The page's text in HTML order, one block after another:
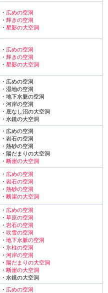
・ 広めの空洞
・ 輝きの空洞
・ 星影の大空洞
・ 広めの空洞
・ 輝きの空洞
・ 星影の大空洞
・広めの空洞
・湿地の空洞
・地下水脈の空洞
・河岸の空洞
・底なし沼の大空洞
・水鏡の大空洞
・広めの空洞
・岩石の空洞
・熱砂の空洞
・陽だまりの大空洞
・ 断崖の大空洞
・ 広めの空洞
・ 岩石の空洞
・ 熱砂の空洞
・ 断崖の大空洞
・ 広めの空洞
・ 草原の空洞
・ 岩石の空洞
・ 吹雪の空洞
・ 地下水脈の空洞
・ 氷柱の空洞
・ 河岸の空洞
・ 陽だまりの大空洞
・ 断崖の大空洞
・水鏡の大空洞
・ 広めの空洞